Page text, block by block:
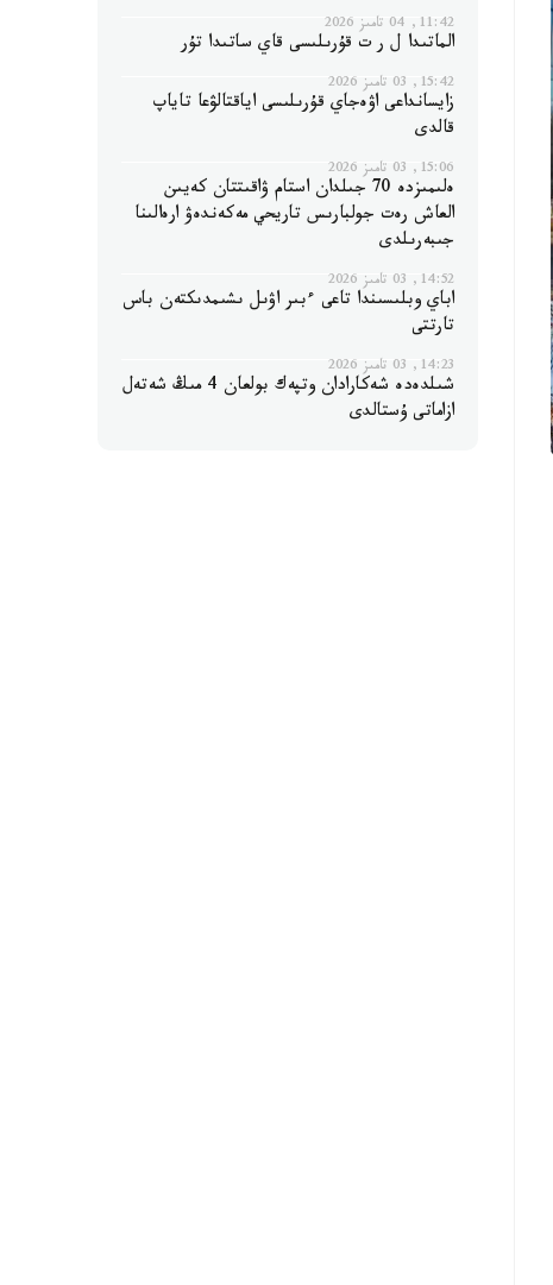
11:42, 04 تامىز 2026
الماتىدا ل ر ت قۇرىلىسى قاي ساتىدا تۇر
15:42, 03 تامىز 2026
زايسانداعى اۋەجاي قۇرىلىسى اياقتالۋعا تاياپ
قالدى
15:06, 03 تامىز 2026
ەلىمىزدە 70 جىلدان استام ۋاقىتتان كەيىن
العاش رەت جولبارىس تاريحي مەكەندەۋ ارەالىنا
جىبەرىلدى
14:52, 03 تامىز 2026
اباي وبلىسىندا تاعى ءبىر اۋىل ىشىمدىكتەن باس
تارتتى
14:23, 03 تامىز 2026
شىلدەدە شەكارادان وتپەك بولعان 4 مىڭ شەتەل
ازاماتى ۇستالدى